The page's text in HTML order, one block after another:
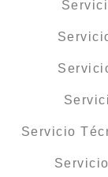
Servicio